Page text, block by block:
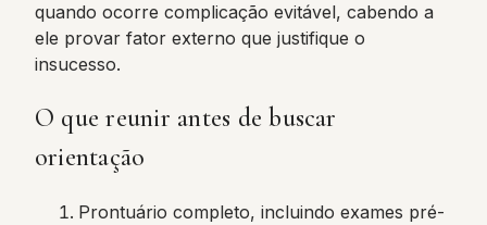
quando ocorre complicação evitável, cabendo a
ele provar fator externo que justifique o
insucesso.
O que reunir antes de buscar
orientação
Prontuário completo, incluindo exames pré-